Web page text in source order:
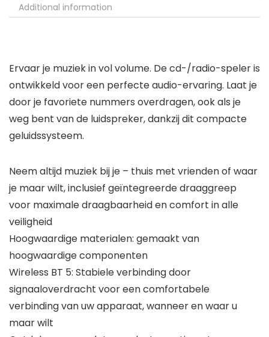
Additional information
Ervaar je muziek in vol volume. De cd-/radio-speler is
ontwikkeld voor een perfecte audio-ervaring. Laat je
door je favoriete nummers overdragen, ook als je
weg bent van de luidspreker, dankzij dit compacte
geluidssysteem.
Neem altijd muziek bij je – thuis met vrienden of waar
je maar wilt, inclusief geïntegreerde draaggreep
voor maximale draagbaarheid en comfort in alle
veiligheid
Hoogwaardige materialen: gemaakt van
hoogwaardige componenten
Wireless BT 5: Stabiele verbinding door
signaaloverdracht voor een comfortabele
verbinding van uw apparaat, wanneer en waar u
maar wilt